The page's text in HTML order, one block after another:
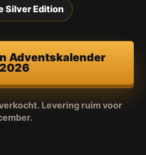
Silver Edition
Adventskalender
2026
Levering ruim voor